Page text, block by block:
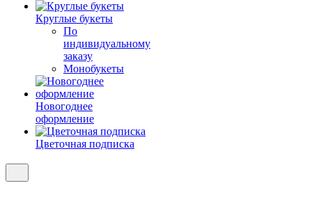
Круглые букеты
По
индивидуальному
заказу
Монобукеты
Новогоднее
оформление
Цветочная подписка